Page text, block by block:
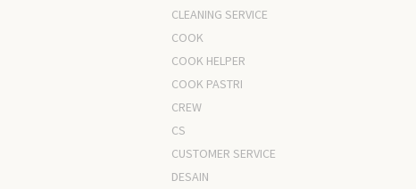
CLEANING SERVICE
COOK
COOK HELPER
COOK PASTRI
CREW
CS
CUSTOMER SERVICE
DESAIN